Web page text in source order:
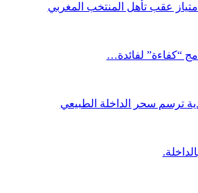
عقب تأهل المنتخب المغربي
“كفاءة” لفائدة…
ترسم سحر الداخلة الطبيعي